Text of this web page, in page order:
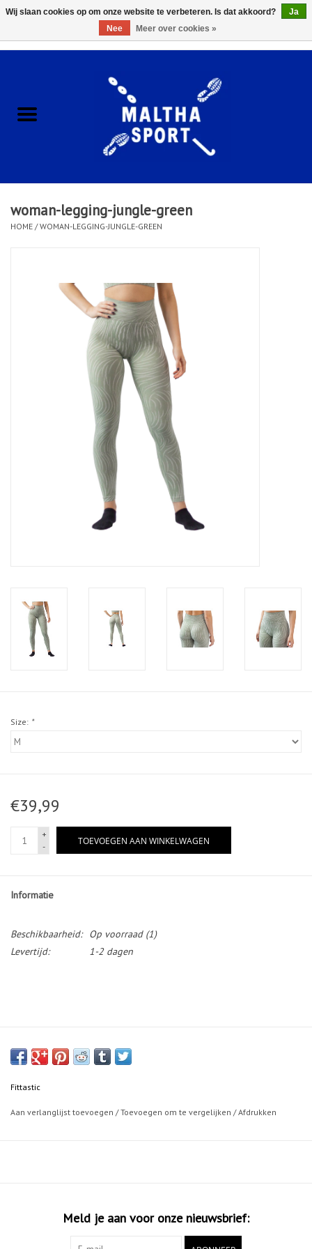
ACCESSOIRES/HARDWARE
KLEDING
CLUBSHOPS
Afspraak Loop Analyse
woman-legging-jungle-green
HOME /WOMAN-LEGGING-JUNGLE-GREEN
Size: *
€39,99
+
-
TOEVOEGEN AAN WINKELWAGEN
Informatie
Beschikbaarheid: Op voorraad(1)
Levertijd:
1-2 dagen
Fittastic
Aan verlanglijst toevoegen /Toevoegen om te vergelijken /Afdrukken
Meld je aan voor onze nieuwsbrief:
Wij slaan cookies op om onze website te verbeteren. Is dat akkoord?
Ja
Nee
Meer over cookies »